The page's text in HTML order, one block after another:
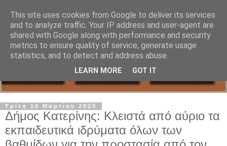
Τρίτη 10 Μαρτίου 2020
Δήμος Κατερίνης: Κλειστά από αύριο τα
εκπαιδευτικά ιδρύματα όλων των
This site uses cookies from Google to deliver its services
and to analyze traffic. Your IP address and user-agent are
shared with Google along with performance and security
metrics to ensure quality of service, generate usage
statistics, and to detect and address abuse.
LEARN MORE GOT IT